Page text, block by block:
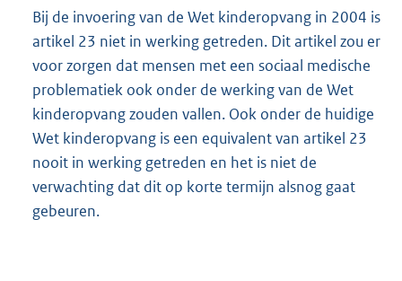
Bij de invoering van de Wet kinderopvang in 2004 is
artikel 23 niet in werking getreden. Dit artikel zou er
voor zorgen dat mensen met een sociaal medische
problematiek ook onder de werking van de Wet
kinderopvang zouden vallen. Ook onder de huidige
Wet kinderopvang is een equivalent van artikel 23
nooit in werking getreden en het is niet de
verwachting dat dit op korte termijn alsnog gaat
gebeuren.